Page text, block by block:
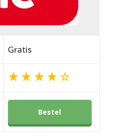
Gratis
Bestel